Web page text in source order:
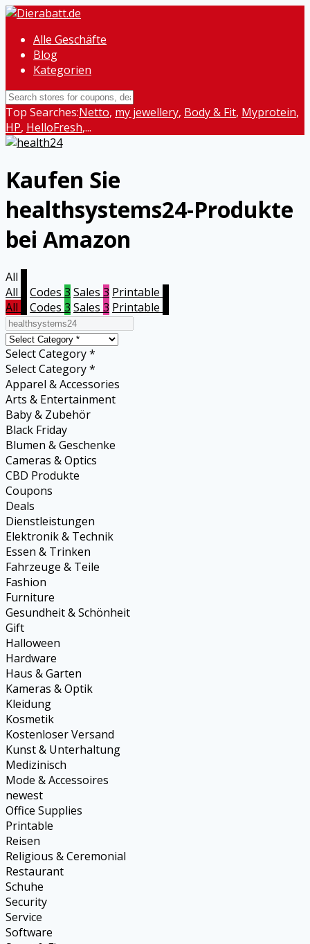
Alle Geschäfte
Blog
Kategorien
Top Searches:Netto, my jewellery, Body & Fit, Myprotein,
HP, HelloFresh,...
Kaufen Sie
healthsystems24-Produkte
bei Amazon
All
All
Codes 3 Sales 3 Printable
All
Codes 3 Sales 3 Printable
Select Category *
Select Category *
Apparel & Accessories
Arts & Entertainment
Baby & Zubehör
Black Friday
Blumen & Geschenke
Cameras & Optics
CBD Produkte
Coupons
Deals
Dienstleistungen
Elektronik & Technik
Essen & Trinken
Fahrzeuge & Teile
Fashion
Furniture
Gesundheit & Schönheit
Gift
Halloween
Hardware
Haus & Garten
Kameras & Optik
Kleidung
Kosmetik
Kostenloser Versand
Kunst & Unterhaltung
Medizinisch
Mode & Accessoires
newest
Office Supplies
Printable
Reisen
Religious & Ceremonial
Restaurant
Schuhe
Security
Service
Software